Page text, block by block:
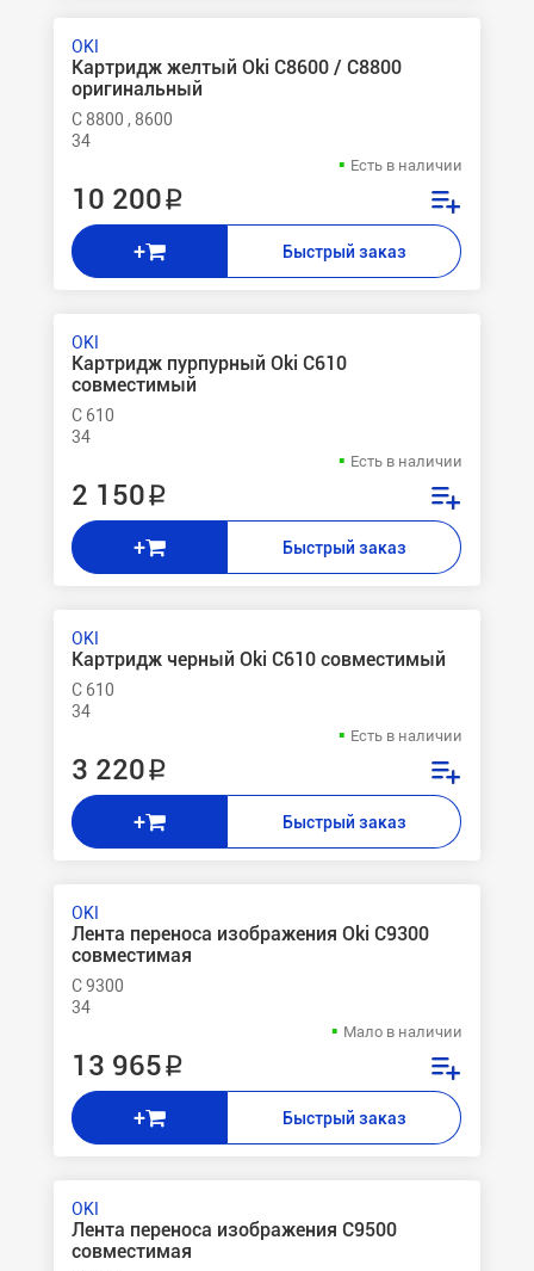
OKI
Картридж желтый Oki С8600 / C8800
оригинальный
C 8800 , 8600
34
Есть в наличии
10 200 ₽
+ Быстрый заказ
OKI
Картридж пурпурный Oki C610
совместимый
C 610
34
Есть в наличии
2 150 ₽
+ Быстрый заказ
OKI
Картридж черный Oki C610 совместимый
C 610
34
Есть в наличии
3 220 ₽
+ Быстрый заказ
OKI
Лента переноса изображения Oki C9300
совместимая
C 9300
34
Мало в наличии
13 965 ₽
+ Быстрый заказ
OKI
Лента переноса изображения C9500
совместимая